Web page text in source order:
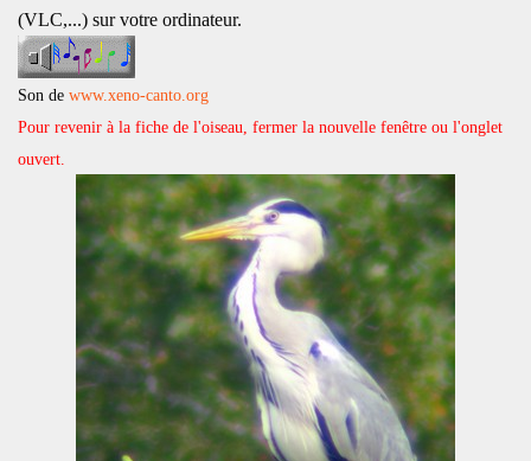
(VLC,...) sur votre ordinateur.
Son de www.xeno-canto.org
Pour revenir à la fiche de l'oiseau, fermer la nouvelle fenêtre ou l'onglet
ouvert.